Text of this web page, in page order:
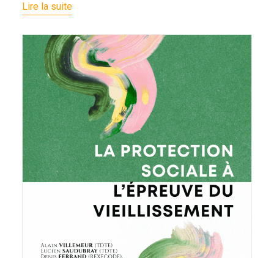
Lire la suite